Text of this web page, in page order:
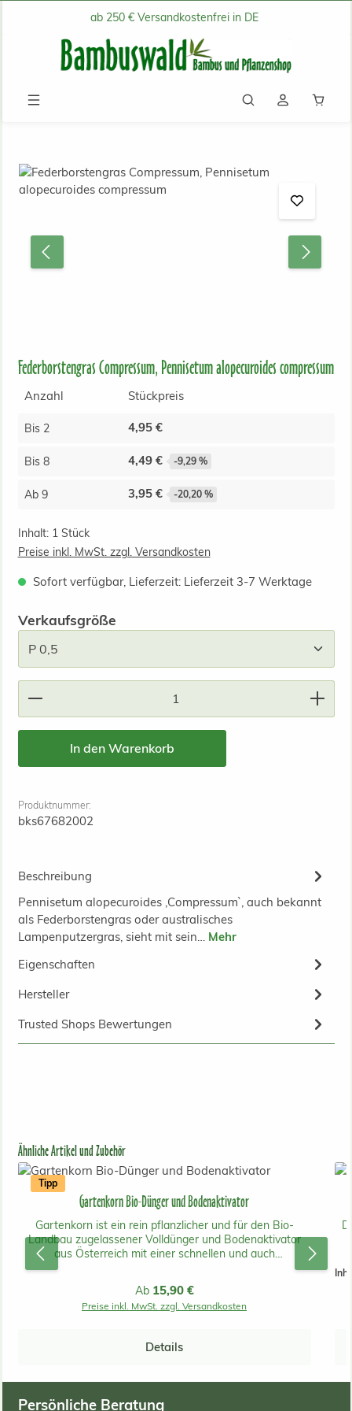
Zum Hauptinhalt springenab 250 € Versandkostenfrei in DE
Bildergalerie überspringen
Federborstengras Compressum, Pennisetum alopecuroides compressum
Anzahl Stückpreis
Bis 2 4,95 €
Bis 8 4,49 € -9,29 %
Ab 9 3,95 € -20,20 %
Inhalt: 1 Stück
Preise inkl. MwSt. zzgl. Versandkosten
Sofort verfügbar, Lieferzeit: Lieferzeit 3-7 Werktage
Verkaufsgrößeauswählen
Produkt Anzahl: Gib den gewünschten Wert ein
In den Warenkorb
Produktnummer:
bks67682002
Beschreibung
Pennisetum alopecuroides ,Compressum`, auch bekannt
als Federborstengras oder australisches
Lampenputzergras, sieht mit sein… Mehr
Eigenschaften
Hersteller
Trusted Shops Bewertungen
Produktgalerie überspringen
Ähnliche Artikel und Zubehör
Tipp
Gartenkorn Bio-Dünger und Bodenaktivator
Gartenkorn ist ein rein pflanzlicher und für den Bio-
Landbau zugelassener Volldünger und Bodenaktivator
aus Österreich mit einer schnellen und auch
langanhaltenden Wirkung.Er beinhaltet keine tierischen
und Umwelt! Gartenkorn ist aus gentechnikfreier
österreichischer Produktion. Der Dünger kann bei
Weinbau und bei Zimmerpflanzen wahre Wunder
Verteilen wichtig.Die Ausgangsstoffe des Gartenkorn
Regulärer Preis:
Ab 15,90 €
Preise inkl. MwSt. zzgl. Versandkosten
Details
Persönliche Beratung